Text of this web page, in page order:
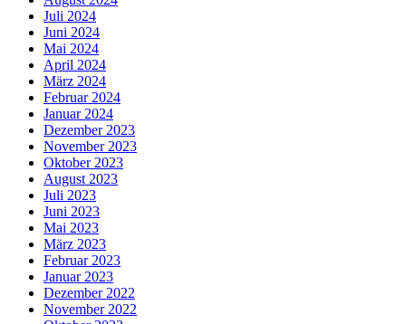
Juli 2024
Juni 2024
Mai 2024
April 2024
März 2024
Februar 2024
Januar 2024
Dezember 2023
November 2023
Oktober 2023
August 2023
Juli 2023
Juni 2023
Mai 2023
März 2023
Februar 2023
Januar 2023
Dezember 2022
November 2022